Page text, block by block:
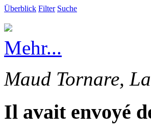
Überblick Filter Suche
Mehr...
Maud Tornare,
Il avait envoyé